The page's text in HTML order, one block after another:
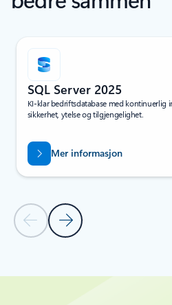
Bla gjennom Ressurser –
Forrige lysbilde –
Neste lysbilde –
SQL Server 2025
KI-klar bedriftsdatabase med kontinuerlig
sikkerhet, ytelse og tilgjengelighet.
Mer informasjon
Tilbake til Ressurser –